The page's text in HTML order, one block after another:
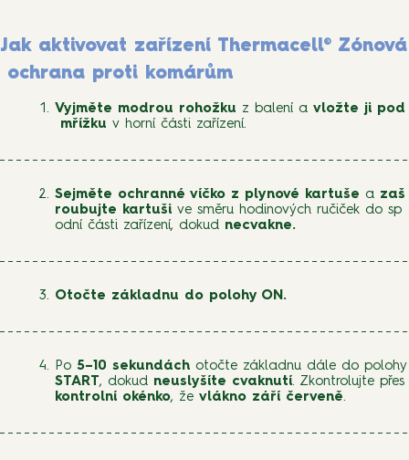
Jak aktivovat zařízení Thermacell® Zónová
ochrana proti komárům
Vyjměte modrou rohožku z balení a vložte ji pod
mřížku v horní části zařízení.
Sejměte ochranné víčko z plynové kartuše a zaš
roubujte kartuši ve směru hodinových ručiček do sp
odní části zařízení, dokud necvakne.
Otočte základnu do polohy ON.
Po 5–10 sekundách otočte základnu dále do polohy
START , dokud neuslyšíte cvaknutí. Zkontrolujte přes
kontrolní okénko, že vlákno září červeně.